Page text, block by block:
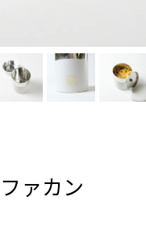
ァカン